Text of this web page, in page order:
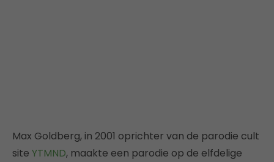
Max Goldberg, in 2001 oprichter van de parodie cult
site YTMND, maakte een parodie op de elfdelige